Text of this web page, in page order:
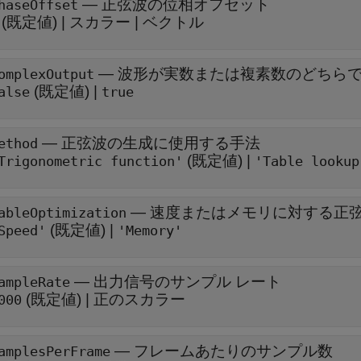
— 正弦波の位相オフセット
(既定値) | スカラー ベクトル
— 波形が実数または複素数のどちら
(既定値) | true
— 正弦波の生成に使用する手法
function' (既定値) | 'Table
— 速度またはメモリに対する正
(既定値) | 'Memory'
— 出力信号のサンプル レート
(既定値) | 正のスカラー
— フレームあたりのサンプル数